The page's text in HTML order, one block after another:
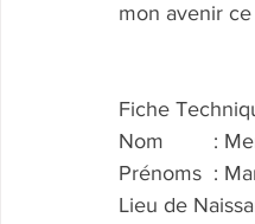
mon avenir ce
Fiche
Nom